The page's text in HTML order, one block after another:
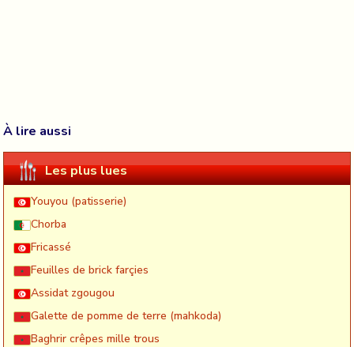
À lire aussi
Les plus lues
Youyou (patisserie)
Chorba
Fricassé
Feuilles de brick farçies
Assidat zgougou
Galette de pomme de terre (mahkoda)
Baghrir crêpes mille trous